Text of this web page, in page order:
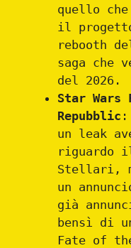
quello
il
rebooth
saga che
del 2026.
Star Wars
Repubblic :
un leak
riguardo
Stellari,
un
già
bensì di
Fate of